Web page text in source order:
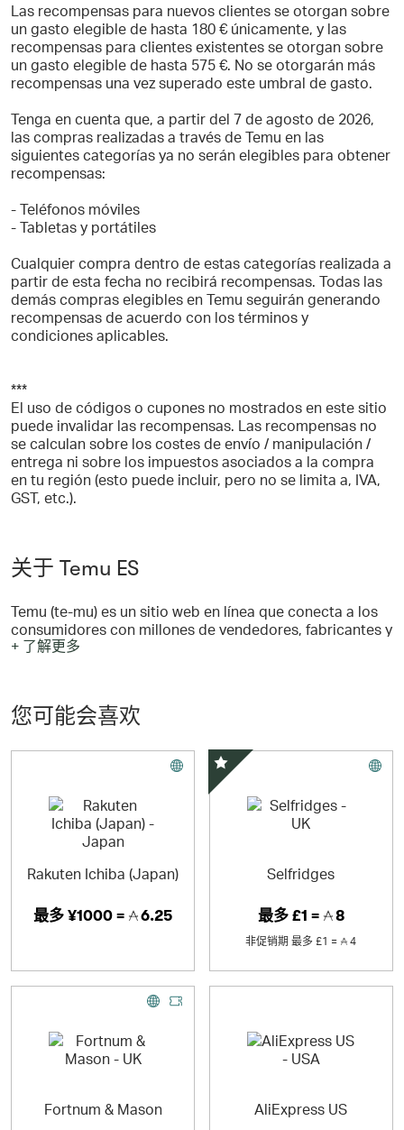
Las recompensas para nuevos clientes se otorgan sobre
un gasto elegible de hasta 180 € únicamente, y las
recompensas para clientes existentes se otorgan sobre
un gasto elegible de hasta 575 €. No se otorgarán más
recompensas una vez superado este umbral de gasto.
Tenga en cuenta que, a partir del 7 de agosto de 2026,
las compras realizadas a través de Temu en las
siguientes categorías ya no serán elegibles para obtener
recompensas:
- Teléfonos móviles
- Tabletas y portátiles
Cualquier compra dentro de estas categorías realizada a
partir de esta fecha no recibirá recompensas. Todas las
demás compras elegibles en Temu seguirán generando
recompensas de acuerdo con los términos y
condiciones aplicables.
***
El uso de códigos o cupones no mostrados en este sitio
puede invalidar las recompensas. Las recompensas no
se calculan sobre los costes de envío / manipulación /
entrega ni sobre los impuestos asociados a la compra
en tu región (esto puede incluir, pero no se limita a, IVA,
GST, etc.).
关于 Temu ES
Temu (te-mu) es un sitio web en línea que conecta a los
consumidores con millones de vendedores, fabricantes y
marcas de todo el mundo con la misión de
más asequibles para permitir a los consumidores y
vendedores cumplir sus sueños en un entorno inclusivo.
+ 了解更多
您可能会喜欢
Rakuten Ichiba (Japan)
最多 ¥1000 = 6.25
Selfridges
最多£1 = 8
非促销期 最多 £1 = 4
精选优惠
Fortnum & Mason AliExpress US